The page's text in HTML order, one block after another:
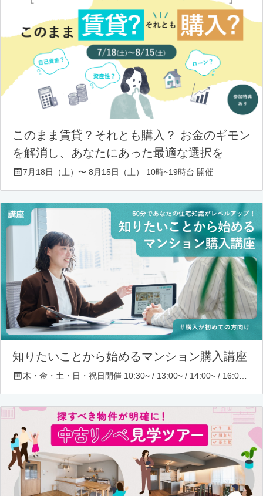
このまま賃貸？それとも購入？ お金のギモン
を解消し、あなたにあった最適な選択を
7月18日（土）〜 8月15日（土） 10時~19時台 開催
知りたいことから始めるマンション購入講座